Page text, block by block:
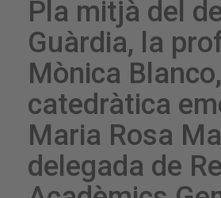
Pla mitjà del
Guàrdia, la
Mònica
catedràtica
Maria Rosa
delegada de